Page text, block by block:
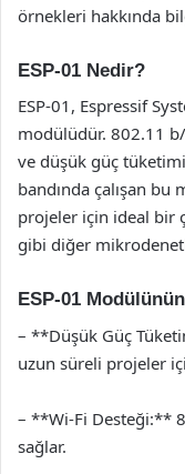
örnekleri hakkında
ESP-01 Nedir?
ESP-01, Espressif
modülüdür. 802.11
ve düşük güç
bandında çalışan bu
projeler için ideal bir
gibi diğer
ESP-01
– **Düşük Güç
uzun süreli projeler
– **Wi-Fi Desteği:**
sağlar.